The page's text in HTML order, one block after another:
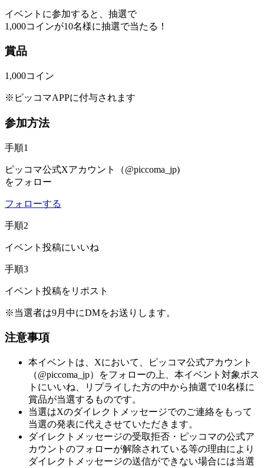
イベントに参加すると、抽選で
1,000コインが10名様に抽選で当たる！
賞品
1,000コイン
※ピッコマAPPに付与されます
参加方法
手順1
ピッコマ公式Xアカウント（@piccoma_jp)
をフォロー
フォローする
手順2
イベント投稿にいいね
手順3
イベント投稿をリポスト
※当選者は9月中にDMをお送りします。
注意事項
本イベントは、Xにおいて、ピッコマ公式アカウント
（@piccoma_jp）をフォローの上、本イベント対象ポス
トにいいね、リプライした方の中から抽選で10名様に
賞品が当選するものです。
当選はXのダイレクトメッセージでのご連絡をもって
当選の発表に代えさせていただきます。
ダイレクトメッセージの受取拒否・ピッコマの公式ア
カウントのフォローが解除されている等の理由により
ダイレクトメッセージの送信ができない場合には当選